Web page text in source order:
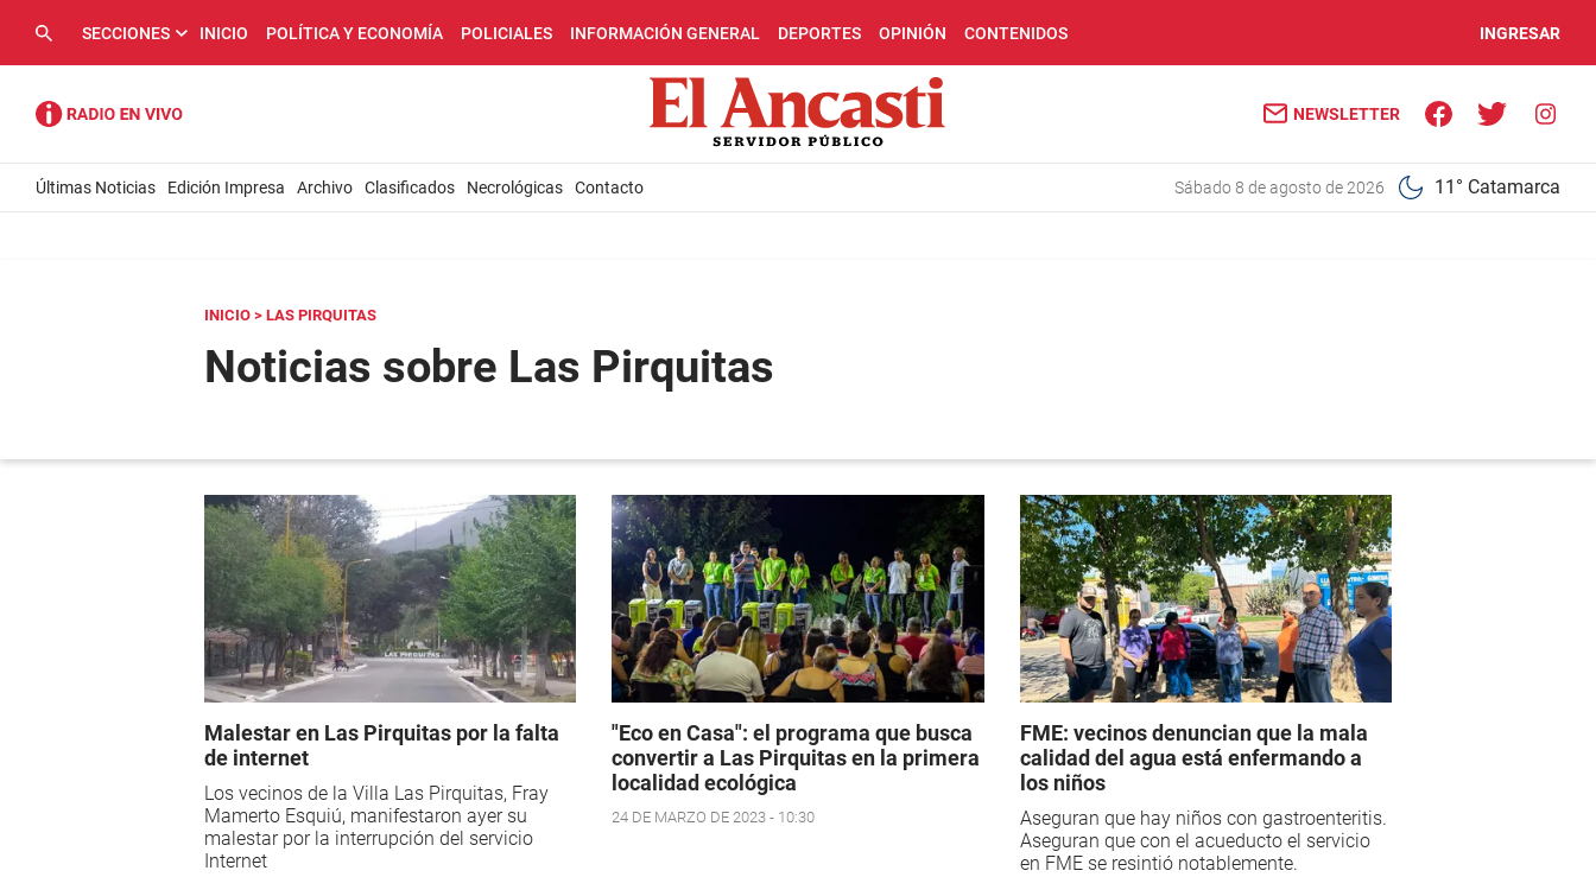
SECCIONES INICIO POLÍTICA Y ECONOMÍA POLICIALES INFORMACIÓN GENERAL DEPORTES OPINIÓN CONTENIDOS INGRESAR
NEWSLETTER
Últimas Noticias Edición Impresa Archivo Clasificados Necrológicas Contacto sábado 8 de agosto de 2026 11° Catamarca
INICIO > LAS PIRQUITAS
Noticias sobre Las Pirquitas
Malestar en Las Pirquitas por la falta
de internet
Los vecinos de la Villa Las Pirquitas, Fray
Mamerto Esquiú, manifestaron ayer su
malestar por la interrupción del servicio
Internet
"Eco en Casa": el programa que busca
convertir a Las Pirquitas en la primera
localidad ecológica
24 DE MARZO DE 2023 - 10:30
FME: vecinos denuncian que la mala
calidad del agua está enfermando a
los niños
Aseguran que hay niños con gastroenteritis.
Aseguran que con el acueducto el servicio
en FME se resintió notablemente.